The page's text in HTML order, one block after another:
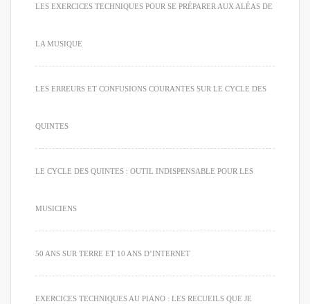
LES EXERCICES TECHNIQUES POUR SE PRÉPARER AUX ALÉAS DE
LA MUSIQUE
LES ERREURS ET CONFUSIONS COURANTES SUR LE CYCLE DES
QUINTES
LE CYCLE DES QUINTES : OUTIL INDISPENSABLE POUR LES
MUSICIENS
50 ANS SUR TERRE ET 10 ANS D’INTERNET
EXERCICES TECHNIQUES AU PIANO : LES RECUEILS QUE JE